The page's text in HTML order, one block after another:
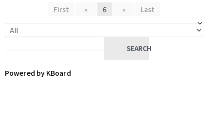
First « 6 » Last
SEARCH
Powered by KBoard